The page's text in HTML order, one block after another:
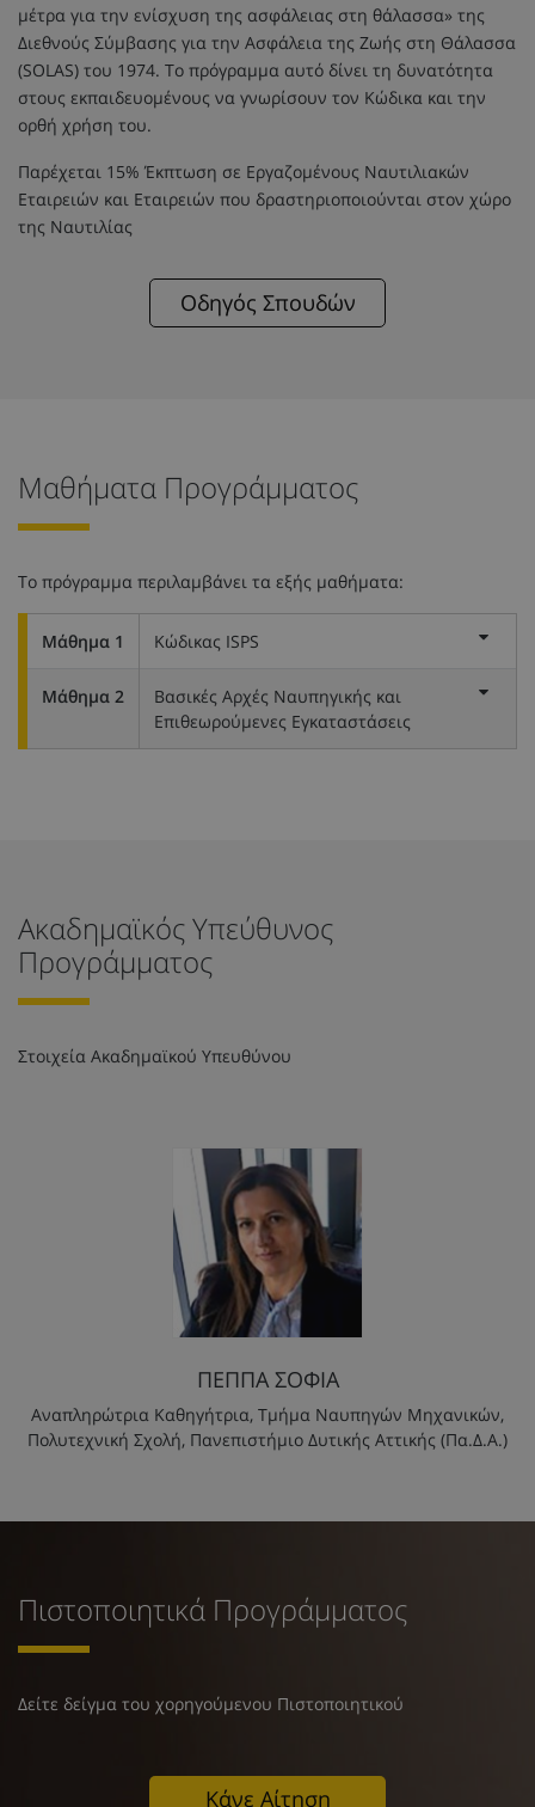
μέτρα για την ενίσχυση της ασφάλειας στη θάλασσα» της
Διεθνούς Σύμβασης για την Ασφάλεια της Ζωής στη Θάλασσα
(SOLAS) του 1974. Το πρόγραμμα αυτό δίνει τη δυνατότητα
στους εκπαιδευομένους να γνωρίσουν τον Κώδικα και την
ορθή χρήση του.
Παρέχεται 15% Έκπτωση σε Εργαζομένους Ναυτιλιακών
Εταιρειών και Εταιρειών που δραστηριοποιούνται στον χώρο
της Ναυτιλίας
Οδηγός Σπουδών
Μαθήματα Προγράμματος
Το πρόγραμμα περιλαμβάνει τα εξής μαθήματα:
Μάθημα 1 Κώδικας ISPS
Μάθημα 2
Βασικές Αρχές Ναυπηγικής και
Επιθεωρούμενες Εγκαταστάσεις
Ακαδημαϊκός Υπεύθυνος
Προγράμματος
Στοιχεία Ακαδημαϊκού Υπευθύνου
ΠΕΠΠΑ ΣΟΦΙΑ
Αναπληρώτρια Καθηγήτρια, Τμήμα Ναυπηγών Μηχανικών,
Πολυτεχνική Σχολή, Πανεπιστήμιο Δυτικής Αττικής (Πα.Δ.Α.)
Πιστοποιητικά Προγράμματος
Δείτε δείγμα του χορηγούμενου Πιστοποιητικού
Κάνε Αίτηση